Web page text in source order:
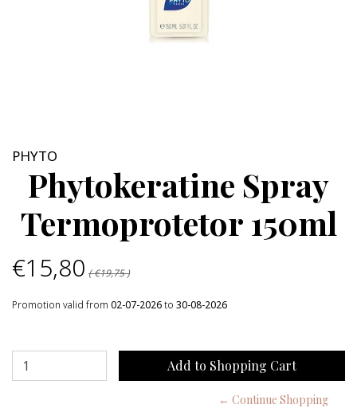
PHYTO
Phytokeratine Spray
Termoprotetor 150ml
€15,80 ( €19,75 )
Promotion valid from 02-07-2026to 30-08-2026
← Continue Shopping